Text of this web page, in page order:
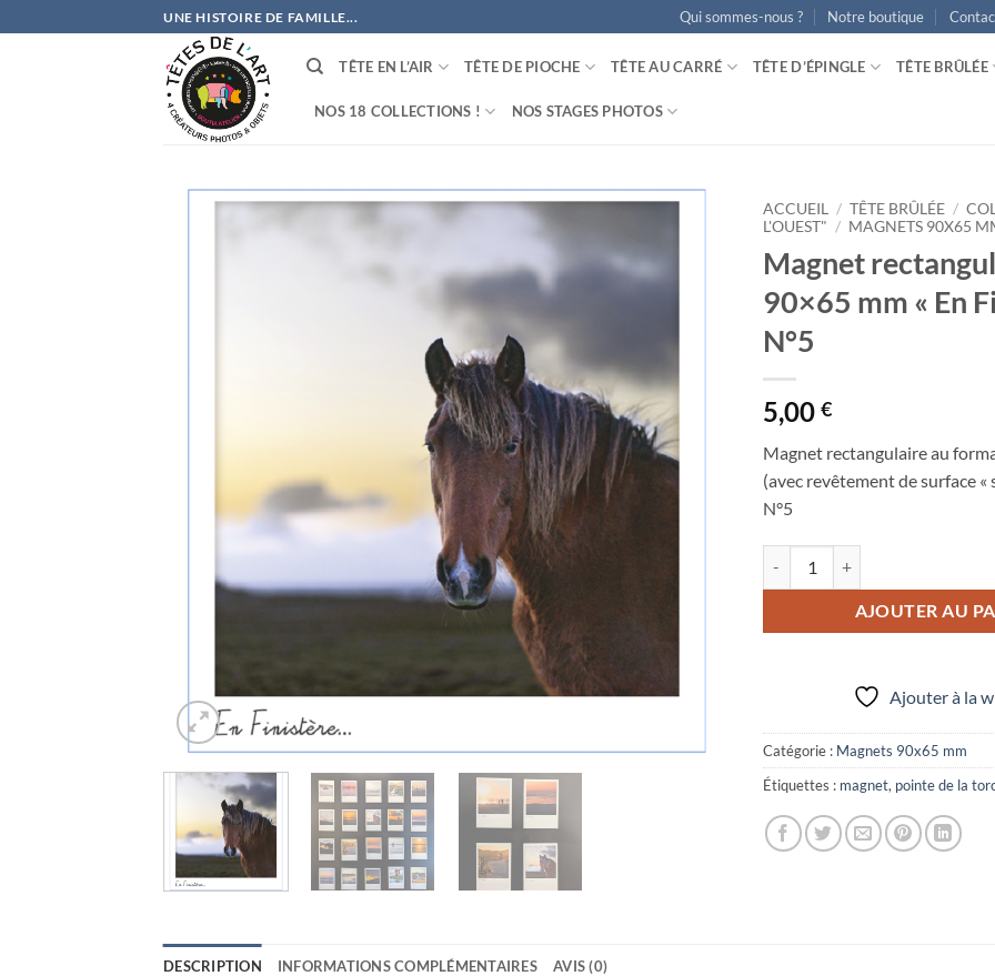
au
UNE HISTOIRE DE FAMILLE... Qui sommes-nous ? Notre boutique
TÊTE EN L’AIR TÊTE DE PIOCHE TÊTE AU CARRÉ TÊTE D’ÉPINGLE TÊTE BRÛLÉE
NOS 18 COLLECTIONS ! NOS STAGES PHOTOS
ACCUEIL / TÊTE BRÛLÉE /
L'OUEST" / MAGNETS 90X65
Magnet
90×65 mm « En
N°5
5,00 €
Magnet rectangulaire au
(avec revêtement de surface «
N°5
AJOUTER AU
Ajouter à la
Catégorie : Magnets 90x65 mm
Étiquettes : magnet, pointe de la
DESCRIPTION INFORMATIONS COMPLÉMENTAIRES AVIS (0)